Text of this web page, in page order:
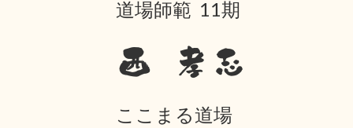
道場師範 11期
西 孝志
ここまる道場